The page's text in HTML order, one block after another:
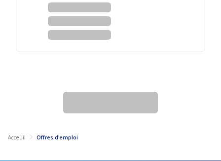
Acceuil Offres d'emploi